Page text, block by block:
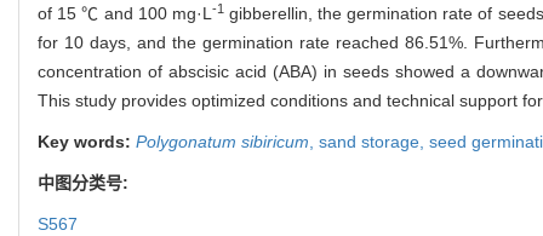
of 15 ℃ and 100 mg·L-1gibberellin, the germination rate of
for 10 days, and the germination rate reached 86.51%.
concentration of abscisic acid (ABA) in seeds showed a
This study provides optimized conditions and technical support
Key words: Polygonatum sibiricum, sand storage, seed
中图分类号:
S567